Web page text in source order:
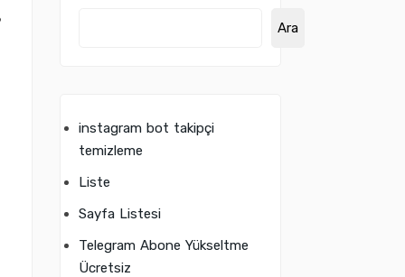
Ara
instagram bot takipçi
temizleme
Liste
Sayfa Listesi
Telegram Abone Yükseltme
Ücretsiz